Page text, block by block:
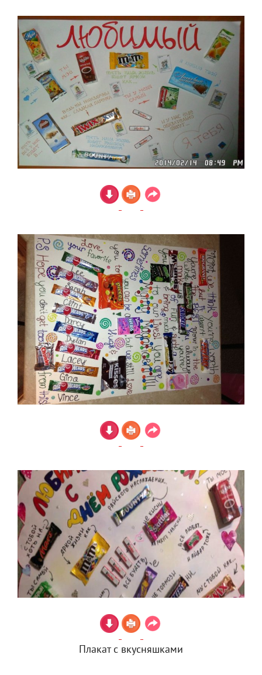
Плакат с вкусняшками